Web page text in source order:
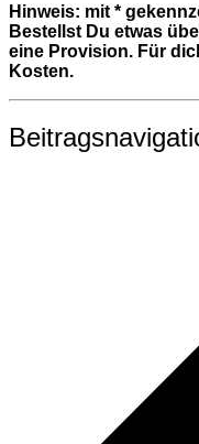
Hinweis: mit *
Bestellst Du etwas
eine Provision. Für
Kosten.